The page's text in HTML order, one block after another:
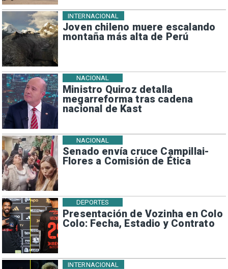
Joven chileno muere escalando
montaña más alta de Perú
INTERNACIONAL
Ministro Quiroz detalla
megarreforma tras cadena
nacional de Kast
NACIONAL
Senado envía cruce Campillai-
Flores a Comisión de Ética
NACIONAL
Presentación de Vozinha en Colo
Colo: Fecha, Estadio y Contrato
DEPORTES
INTERNACIONAL